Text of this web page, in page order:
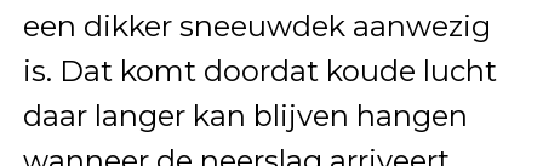
een dikker sneeuwdek aanwezig
is. Dat komt doordat koude lucht
daar langer kan blijven hangen